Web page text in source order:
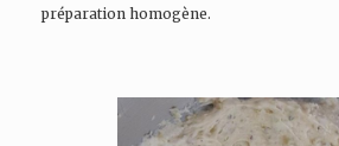
préparation homogène.